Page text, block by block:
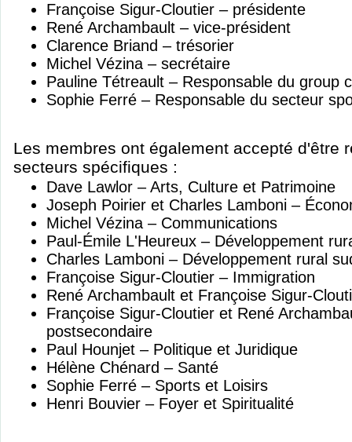
Françoise Sigur-Cloutier – présidente
René Archambault – vice-président
Clarence Briand – trésorier
Michel Vézina – secrétaire
Pauline Tétreault – Responsable du group
Sophie Ferré – Responsable du secteur
Les membres ont également accepté d'être
secteurs spécifiques :
Dave Lawlor – Arts, Culture et Patrimoine
Joseph Poirier et Charles Lamboni –
Michel Vézina – Communications
Paul-Émile L'Heureux – Développement
Charles Lamboni – Développement rural
Françoise Sigur-Cloutier – Immigration
René Archambault et Françoise Sigur-
Françoise Sigur-Cloutier et René
postsecondaire
Paul Hounjet – Politique et Juridique
Hélène Chénard – Santé
Sophie Ferré – Sports et Loisirs
Henri Bouvier – Foyer et Spiritualité